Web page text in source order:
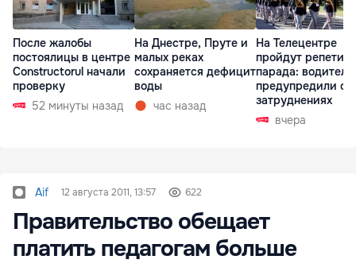
После жалобы
постоялицы в центре
Constructorul начали
проверку
52 минуты назад
На Днестре, Пруте и
малых реках
сохраняется дефицит
воды
час назад
На Телецентре
пройдут
парада:
предупредили о
затруднениях
вчера
Aif 12 августа 2011, 13:57 622
Правительство обещает
платить педагогам больше